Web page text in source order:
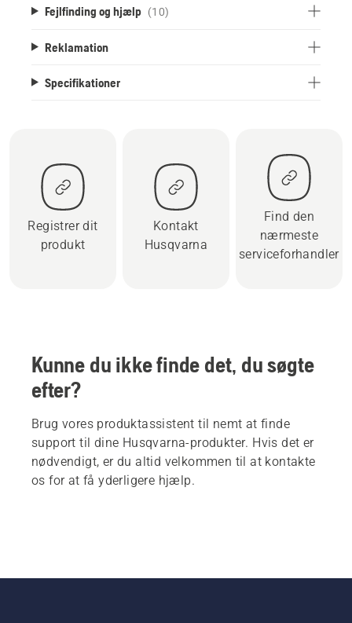
Fejlfinding og hjælp (10)
Reklamation
Specifikationer
Registrer dit
produkt
Kontakt
Husqvarna
Find den
nærmeste
serviceforhandler
Kunne du ikke finde det, du søgte
efter?
Brug vores produktassistent til nemt at finde
support til dine Husqvarna-produkter. Hvis det er
nødvendigt, er du altid velkommen til at kontakte
os for at få yderligere hjælp.